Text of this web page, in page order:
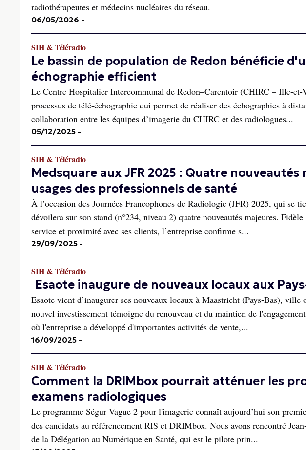
radiothérapeutes et médecins nucléaires du réseau.
06/05/2026 -
SIH & Téléradio
Le bassin de population de Redon bénéficie
échographie efficient
Le Centre Hospitalier Intercommunal de Redon–Carentoir (CHIRC – Ille-
processus de télé-échographie qui permet de réaliser des échographies à
collaboration entre les équipes d’imagerie du CHIRC et des radiologues...
05/12/2025 -
SIH & Téléradio
Medsquare aux JFR 2025 : Quatre nouveautés
usages des professionnels de santé
À l’occasion des Journées Francophones de Radiologie (JFR) 2025, qui se
dévoilera sur son stand (n°234, niveau 2) quatre nouveautés majeures.
service et proximité avec ses clients, l’entreprise confirme s...
29/09/2025 -
SIH & Téléradio
Esaote inaugure de nouveaux locaux aux
Esaote vient d’inaugurer ses nouveaux locaux à Maastricht (Pays-Bas), ville
nouvel investissement témoigne du renouveau et du maintien de
où l'entreprise a développé d'importantes activités de vente,...
16/09/2025 -
SIH & Téléradio
Comment la DRIMbox pourrait atténuer les
examens radiologiques
Le programme Ségur Vague 2 pour l'imagerie connaît aujourd’hui son
des candidats au référencement RIS et DRIMbox. Nous avons rencontré
de la Délégation au Numérique en Santé, qui est le pilote prin...